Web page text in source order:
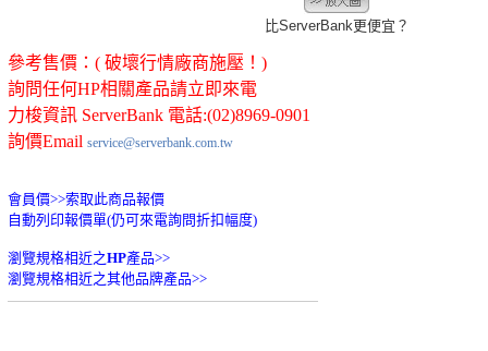
比ServerBank更便宜？
參考售價：( 破壞行情廠商施壓！)
詢問任何HP相關產品請立即來電
力梭資訊 ServerBank 電話:(02)8969-0901
詢價Email service@serverbank.com.tw
會員價>>索取此商品報價
自動列印報價單(仍可來電詢問折扣幅度)
瀏覽規格相近之HP產品>>
瀏覽規格相近之其他品牌產品>>